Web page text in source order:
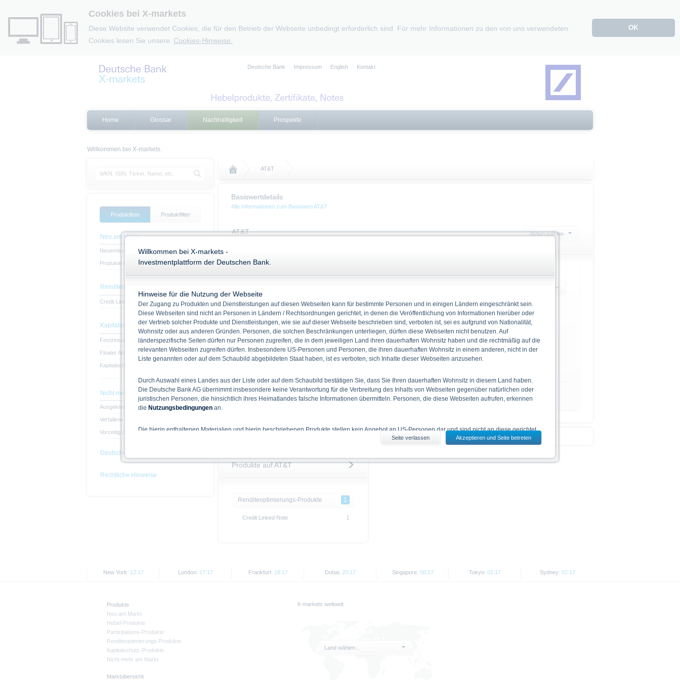
Cookies bei X-markets
Diese Website verwendet Cookies, die für den Betrieb der Webseite unbedingt erforderlich sind. Für mehr Informationen zu den von uns verwendeten
Cookies lesen Sie unsere Cookies-Hinweise.
OK
Deutsche Bank Impressum English Kontakt
Home Glossar Nachhaltigkeit Prospekte
Willkommen bei X-markets.
AT&T
Basiswertdetails
Alle Informationen zum Basiswert AT&T
AT&T Aktion wählen
Stand:
23.79 USD
Änderung absolut +0.08 USD
Tageshoch
23.91USD
Tagestief
23.35USD 1. Jan
Disclaimer for EU BMR and Deutsche Bank Indikationen
Produkte auf AT&T
Renditeoptimierungs-Produkte 1
Credit Linked Note 1
Produktliste Produktfilter
Neu am Markt
Neuemissionen
Produkte in der Zeichnung
Renditeoptimierungs-Produkte
Credit Linked Note
Kapitalschutz-Produkte
Festzinsanleihen
Floater Anleihen
Kapitalschutz-Produkte mit Partizipation
Nicht mehr am Markt
Ausgeknockte Produkte
Verfallene Produkte
Vorzeitig zurückgezahlte Produkte
Deutsche Bank AG Rating
Rechtliche Hinweise
New York: 12:17 London: 17:17 Frankfurt: 18:17 Dubai: 20:17 Singapore: 00:17 Tokyo: 01:17 Sydney: 02:17
Produkte
Neu am Markt
Hebel-Produkte
Partizipations-Produkte
Renditeoptimierungs-Produkte
Kapitalschutz-Produkte
Nicht mehr am Markt
Marktübersicht
X-markets weltweit
Land wählen...
Willkommen bei X-markets -
Investmentplattform der Deutschen Bank.
Hinweise für die Nutzung der Webseite
Der Zugang zu Produkten und Dienstleistungen auf diesen Webseiten kann für bestimmte Personen und in einigen Ländern eingeschränkt sein.
Diese Webseiten sind nicht an Personen in Ländern / Rechtsordnungen gerichtet, in denen die Veröffentlichung von Informationen hierüber oder
der Vertrieb solcher Produkte und Dienstleistungen, wie sie auf dieser Webseite beschrieben sind, verboten ist, sei es aufgrund von Nationalität,
Wohnsitz oder aus anderen Gründen. Personen, die solchen Beschränkungen unterliegen, dürfen diese Webseiten nicht benutzen. Auf
länderspezifische Seiten dürfen nur Personen zugreifen, die in dem jeweiligen Land ihren dauerhaften Wohnsitz haben und die rechtmäßig auf die
relevanten Webseiten zugreifen dürfen. Insbesondere US-Personen und Personen, die ihren dauerhaften Wohnsitz in einem anderen, nicht in der
Liste genannten oder auf dem Schaubild abgebildeten Staat haben, ist es verboten, sich Inhalte dieser Webseiten anzusehen.
Durch Auswahl eines Landes aus der Liste oder auf dem Schaubild bestätigen Sie, dass Sie Ihren dauerhaften Wohnsitz in diesem Land haben.
Die Deutsche Bank AG übernimmt insbesondere keine Verantwortung für die Verbreitung des Inhalts von Webseiten gegenüber natürlichen oder
juristischen Personen, die hinsichtlich ihres Heimatlandes falsche Informationen übermitteln. Personen, die diese Webseiten aufrufen, erkennen
die Nutzungsbedingungen an.
Die hierin enthaltenen Materialien und hierin beschriebenen Produkte stellen kein Angebot an US-Personen dar und sind nicht an diese gerichtet.
Der Zugang zu auf diesen Webseiten erhältlichen Informationen durch US-Personen und durch Personen, die in dem jeweils ausgewählten Land
Hinweise für die Nutzung des Informationsmaterials
entnehmen. Der Basisprospekt und die Endgültigen Bedingungen stellen das allein verbindliche Verkaufsdokument der Wertpapiere dar. Anleger
und Chancen einer Anlage in die Wertpapiere vollständig zu verstehen. Die Billigung des Prospekts durch die BaFin oder eine andere Behörde ist
Wie im jeweiligen Basisprospekt erläutert, unterliegt der Vertrieb der in dieser Publikation genannten Wertpapiere in bestimmten Rechtsordnungen
Alle hier abgebildeten Kurse und Preise werden nur zu Informationszwecken zur Verfügung gestellt und dienen nicht als Indikator handelbarer
Kurse/Preise. Wertentwicklungen der Vergangenheit sind kein verlässlicher Indikator für die künftige Wertentwicklung.
Seite verlassen Akzeptieren und Seite betreten